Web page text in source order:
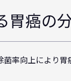
胃癌の
率向上により